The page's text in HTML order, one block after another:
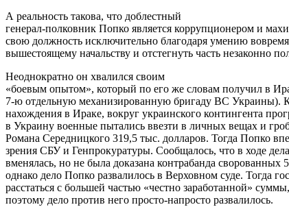
А реальность такова, что доблестный
генерал-полковник Попко является коррупционером и
свою должность исключительно благодаря умению вовремя
вышестоящему начальству и отстегнуть часть незаконно
Неоднократно он хвалился своим
«боевым опытом», который по его же словам получил в
7-ю отдельную механизированную бригаду ВС Украины).
нахождения в Ираке, вокруг украинского контингента
в Украину военные пытались ввезти в личных вещах и
Романа Середницкого 319,5 тыс. долларов. Тогда Попко
зрения СБУ и Генпрокуратуры. Сообщалось, что в ходе
вменялась, но не была доказана контрабанда сворованных
однако дело Попко развалилось в Верховном суде. Тогда
расстаться с большей частью «честно заработанной»
поэтому дело против него просто-напросто развалилось.